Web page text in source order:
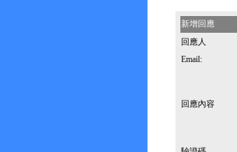
新增回應
回應人
Email:
回應內容